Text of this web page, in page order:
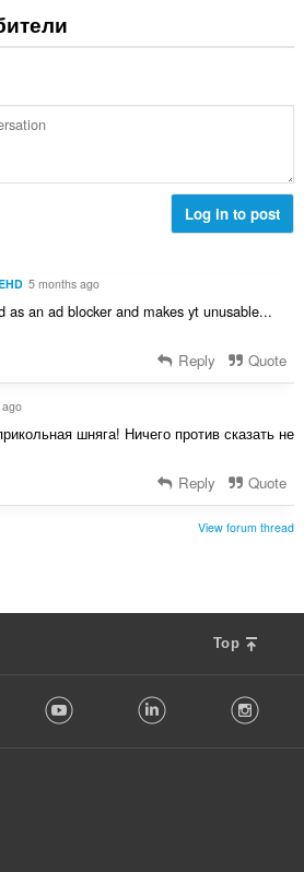
Log in to post
5 months ago
as an ad blocker and makes yt unusable...
Reply Quote
шняга! Ничего против сказать не
Reply Quote
View forum thread
Top
Youtube LinkedIn